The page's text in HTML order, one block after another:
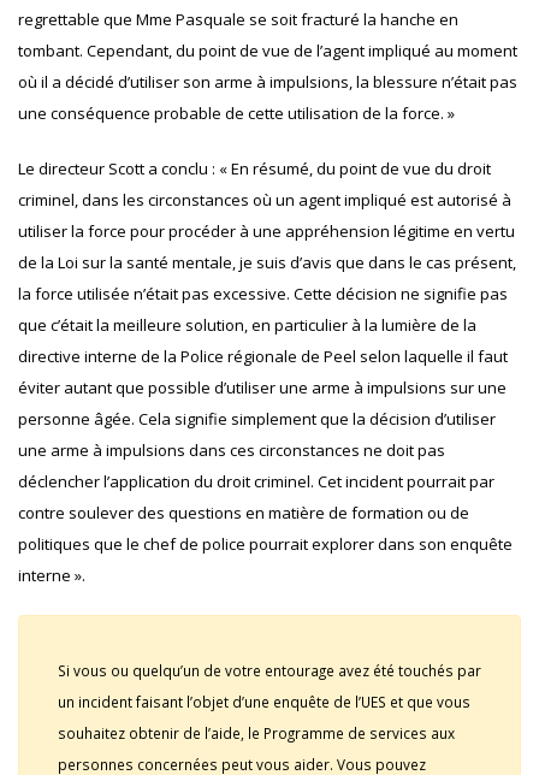
regrettable que Mme Pasquale se soit fracturé la hanche en
tombant. Cependant, du point de vue de l’agent impliqué au moment
où il a décidé d’utiliser son arme à impulsions, la blessure n’était pas
une conséquence probable de cette utilisation de la force. »
Le directeur Scott a conclu : « En résumé, du point de vue du droit
criminel, dans les circonstances où un agent impliqué est autorisé à
utiliser la force pour procéder à une appréhension légitime en vertu
de la Loi sur la santé mentale, je suis d’avis que dans le cas présent,
la force utilisée n’était pas excessive. Cette décision ne signifie pas
que c’était la meilleure solution, en particulier à la lumière de la
directive interne de la Police régionale de Peel selon laquelle il faut
éviter autant que possible d’utiliser une arme à impulsions sur une
personne âgée. Cela signifie simplement que la décision d’utiliser
une arme à impulsions dans ces circonstances ne doit pas
déclencher l’application du droit criminel. Cet incident pourrait par
contre soulever des questions en matière de formation ou de
politiques que le chef de police pourrait explorer dans son enquête
interne ».
Si vous ou quelqu’un de votre entourage avez été touchés par
un incident faisant l’objet d’une enquête de l’UES et que vous
souhaitez obtenir de l’aide, le Programme de services aux
personnes concernées peut vous aider. Vous pouvez